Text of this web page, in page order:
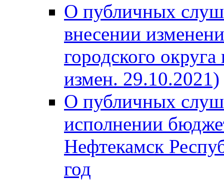
О публичных
внесении
городского
измен. 29.10.2021)
О публичных
исполнении
Нефтекамск
год